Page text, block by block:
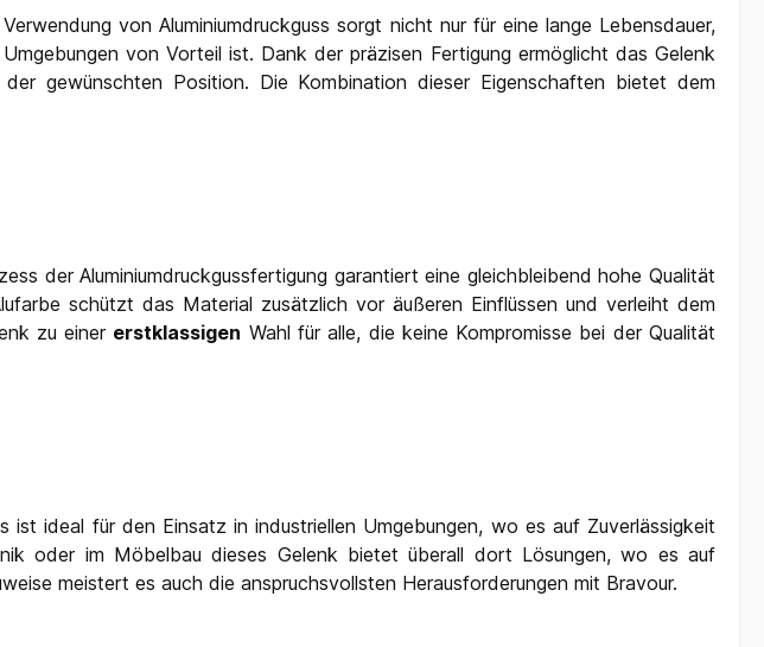
von Aluminiumdruckguss sorgt nicht nur für eine lange Lebensdauer,
von Vorteil ist. Dank der präzisen Fertigung ermöglicht das Gelenk
gewünschten Position. Die Kombination dieser Eigenschaften bietet dem
der Aluminiumdruckgussfertigung garantiert eine gleichbleibend hohe Qualität
schützt das Material zusätzlich vor äußeren Einflüssen und verleiht dem
zu einer erstklassigen Wahl für alle, die keine Kompromisse bei der Qualität
ideal für den Einsatz in industriellen Umgebungen, wo es auf Zuverlässigkeit
oder im Möbelbau dieses Gelenk bietet überall dort Lösungen, wo es auf
meistert es auch die anspruchsvollsten Herausforderungen mit Bravour.